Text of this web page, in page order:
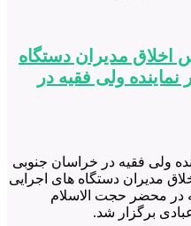
مدیران دستگاه
ولی فقیه در
ولی فقیه در خراسان جنوبی
مدیران دستگاه های اجرایی
در محضر حجت الاسلام
برگزار شد.